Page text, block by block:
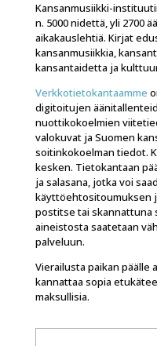
Kansanmusiikki-
n. 5000 nidettä, yli 2700
aikakauslehtiä. Kirjat
kansanmusiikkia,
kansantaidetta ja
Verkkotietokantaamme
digitoitujen
nuottikokoelmien
valokuvat ja Suomen
soitinkokoelman tiedot.
kesken. Tietokantaan
ja salasana, jotka voi
käyttöehtositoumuksen
postitse tai skannattuna
aineistosta saatetaan
palveluun.
Vierailusta paikan päälle
kannattaa sopia
maksullisia.